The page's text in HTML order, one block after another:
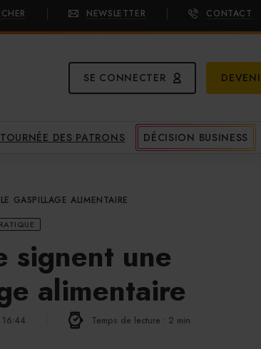
NEWSLETTER CONTACT
SE CONNECTER
TOURNÉE DES PATRONS DÉCISION BUSINESS
GASPILLAGE ALIMENTAIRE
signent une
alimentaire
Temps de lecture : 2 min